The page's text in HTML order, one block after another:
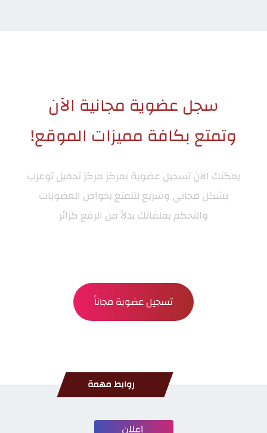
سجل عضوية مجانية الآن
وتمتع بكافة مميزات الموقع!
يمكنك الآن تسجيل عضوية بمركزمركز تحميل توعرب
بشكل مجاني وسريع لتتمتع بخواص العضويات
والتحكم بملفاتك بدلاً من الرفع كزائر
تسجيل عضوية مجاناً
روابط مهمة